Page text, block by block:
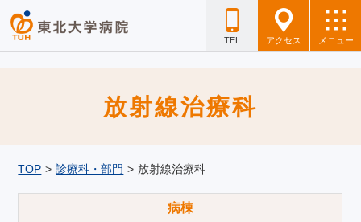
TEL アクセス メニュー
放射線治療科
TOP > 診療科・部門 > 放射線治療科
病棟